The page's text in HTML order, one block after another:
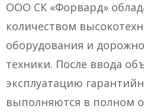
ООО СК «Форвард»
количеством
оборудования и
техники. После ввода
эксплуатацию
выполняются в полном